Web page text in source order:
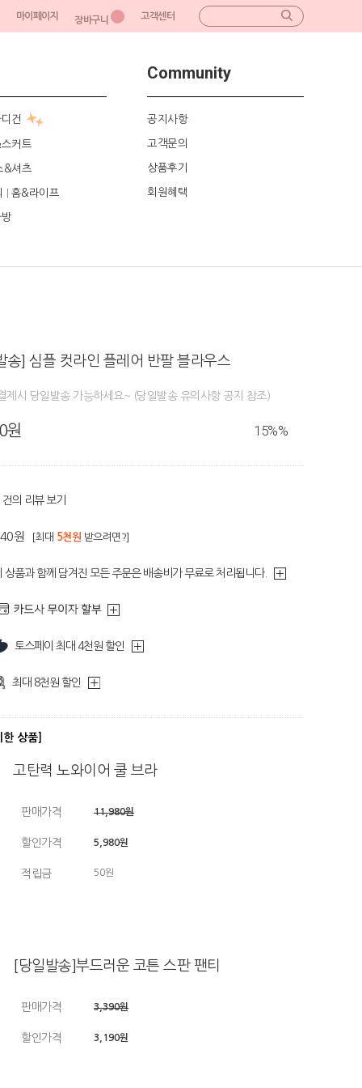
마이페이지 장바구니 고객센터
건
커트
&셔츠
홈&라이프
Community
공지사항
고객문의
상품후기
회원혜택
송] 심플 컷라인 플레어 반팔 블라우스
제시 당일발송 가능하세요~ (당일발송 유의사항 공지 참조)
원 15%%
건의 리뷰 보기
원 [최대 5천원 받으려면?]
상품과 함께 담겨진 모든 주문은 배송비가 무료로 처리됩니다.
토스페이 최대 4천원 할인
최대 8천원 할인
상품]
고탄력 노와이어 쿨 브라
판매가격 11,980원
할인가격 5,980원
적립금 50원
[당일발송]부드러운 코튼 스판 팬티
판매가격 3,390원
할인가격 3,190원